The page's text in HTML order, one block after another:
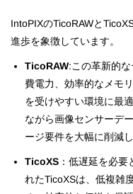
IntoPIXのTicoRAWと
進歩を象徴しています。
TicoRAW:この革新的
費電力、効率的なメモ
を受けやすい環境に最
ながら画像センサーデ
ージ要件を大幅に削減し
TicoXS ：低遅延を必
れたTicoXSは、低複雑